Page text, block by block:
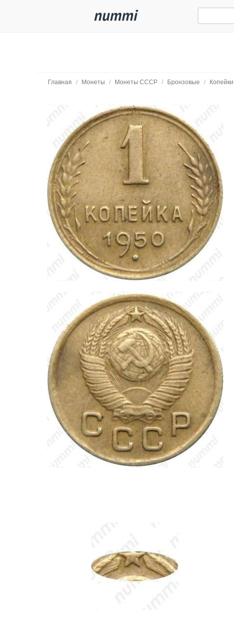
Главная / Монеты / Монеты СССР / Бронзовые / Копейки